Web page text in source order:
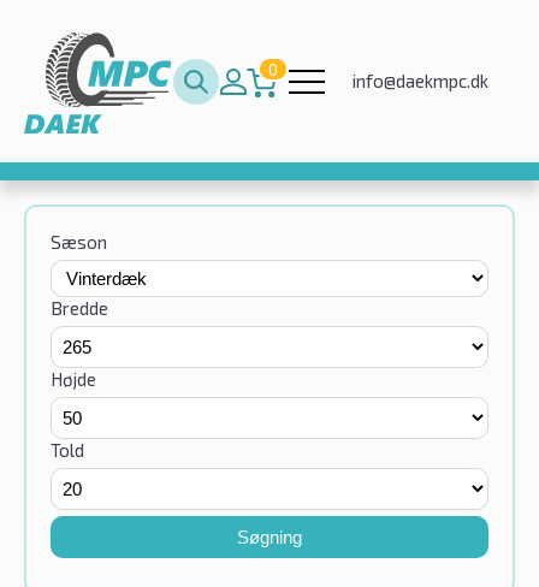
0
info@daekmpc.dk
Sæson
Bredde
Højde
Told
Søgning